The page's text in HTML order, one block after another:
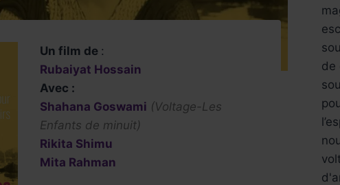
Un film de :
Rubaiyat Hossain
Avec :
Shahana Goswami (Voltage-Les
Enfants de minuit)
Rikita Shimu
Mita Rahman
de